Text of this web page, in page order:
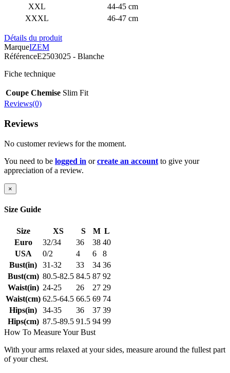
XXL
44-45 cm
XXXL
46-47 cm
Détails du produit
MarqueIZEM
RéférenceE2503025 - Blanche
Fiche technique
Coupe Chemise Slim Fit
Reviews(0)
Reviews
No customer reviews for the moment.
You need to be logged in orcreate an account to give your
appreciation of a review.
×
Size Guide
Size XS S M L
Euro
32/34 36 38 40
USA
0/2 4 6
8
Bust(in)
31-32 33 34 36
Bust(cm) 80.5-82.5 84.5 87 92
Waist(in) 24-25 26 27 29
Waist(cm) 62.5-64.5 66.5 69 74
Hips(in)
34-35 36 37 39
Hips(cm) 87.5-89.5 91.5 94 99
How To Measure Your Bust
With your arms relaxed at your sides, measure around the fullest part
of your chest.